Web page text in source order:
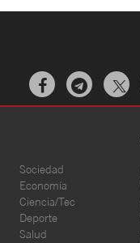

Sociedad
Economía
Ciencia/Tec
Deporte
Salud